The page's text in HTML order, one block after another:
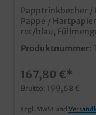
Papptrinkbecher /
Pappe /
rot/blau,
80mm, 2.000 Stück im Karton
oder Shakes Auch passende Deckel erhältlich (separat
Eichstrich und SUP Logo Made in Germany
Stück auch
Produktnummer:
167,80 €*
Brutto: 199,68 €
zzgl. MwSt und